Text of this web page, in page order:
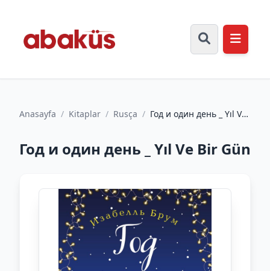
Anasayfa / Kitaplar / Rusça / Год и один день _ Yıl Ve
Год и один день _ Yıl Ve Bir Gün